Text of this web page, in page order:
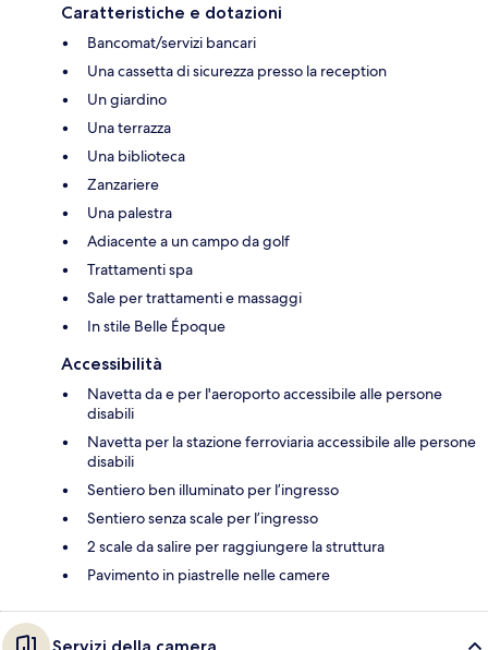
Caratteristiche e dotazioni
Bancomat/servizi bancari
Una cassetta di sicurezza presso la reception
Un giardino
Una terrazza
Una biblioteca
Zanzariere
Una palestra
Adiacente a un campo da golf
Trattamenti spa
Sale per trattamenti e massaggi
In stile Belle Époque
Accessibilità
Navetta da e per l'aeroporto accessibile alle persone
disabili
Navetta per la stazione ferroviaria accessibile alle persone
disabili
Sentiero ben illuminato per l’ingresso
Sentiero senza scale per l’ingresso
2 scale da salire per raggiungere la struttura
Pavimento in piastrelle nelle camere